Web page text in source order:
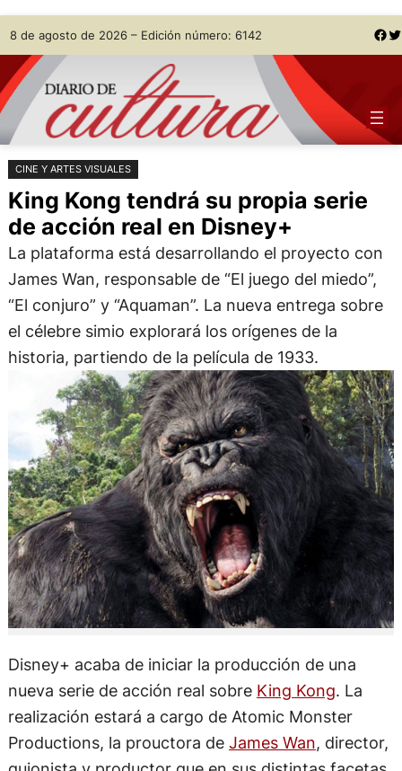
Saltar
al
contenido
Skip
to
content
8 de agosto de 2026 – Edición número: 6142 Facebook Twitter
CINE Y ARTES VISUALES
King Kong tendrá su propia serie
de acción real en Disney+
La plataforma está desarrollando el proyecto con
James Wan, responsable de “El juego del miedo”,
“El conjuro” y “Aquaman”. La nueva entrega sobre
el célebre simio explorará los orígenes de la
historia, partiendo de la película de 1933.
Disney+ acaba de iniciar la producción de una
nueva serie de acción real sobre King Kong. La
realización estará a cargo de Atomic Monster
Productions, la prouctora de James Wan, director,